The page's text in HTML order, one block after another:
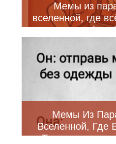
Мемы из
вселенной, где
— смешные
Мемы Из
Вселенной, Где
Так —